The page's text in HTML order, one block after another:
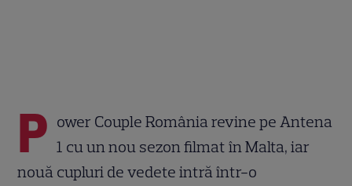
P ower Couple România revine pe Antena
1 cu un nou sezon filmat în Malta, iar
nouă cupluri de vedete intră într-o